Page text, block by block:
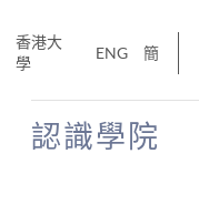
香港大
學
ENG 簡
認識學院